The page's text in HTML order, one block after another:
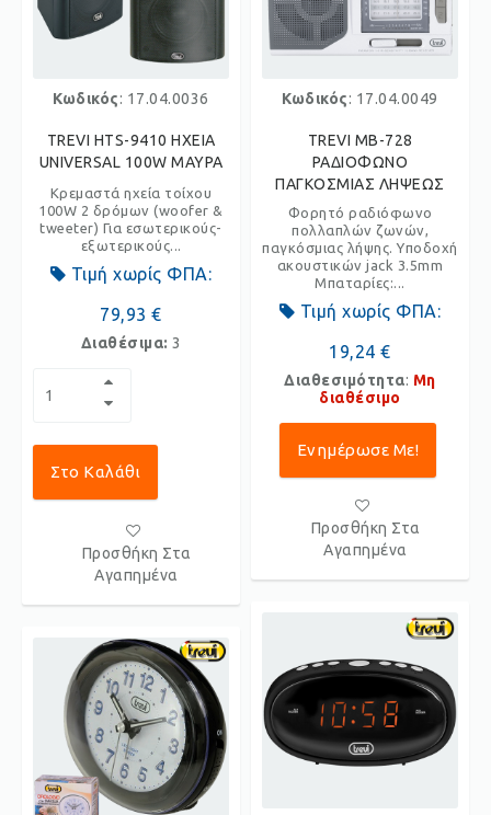
Κωδικός: 17.04.0036
TREVI HTS-9410 ΗΧΕΙΑ
UNIVERSAL 100W ΜΑΥΡΑ
Κρεμαστά ηχεία τοίχου
100W 2 δρόμων (woofer &
tweeter) Για εσωτερικούς-
εξωτερικούς...
Τιμή χωρίς ΦΠΑ:
79,93 €
Διαθέσιμα: 3
Στο Καλάθι
Προσθήκη Στα
Αγαπημένα
Κωδικός: 17.04.0049
TREVI MB-728
ΡΑΔΙΟΦΩΝΟ
ΠΑΓΚΟΣΜΙΑΣ ΛΗΨΕΩΣ
Φορητό ραδιόφωνο
πολλαπλών ζωνών,
παγκόσμιας λήψης. Υποδοχή
ακουστικών jack 3.5mm
Μπαταρίες:...
Τιμή χωρίς ΦΠΑ:
19,24 €
Διαθεσιμότητα: Μη
διαθέσιμο
Ενημέρωσε Με!
Προσθήκη Στα
Αγαπημένα